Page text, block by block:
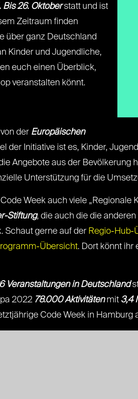
Bis 26. Oktoberstatt und ist
Zeitraum finden
über ganz Deutschland
Kinder und Jugendliche,
euch einen Überblick,
veranstalten könnt.
der Europäischen
der Initiative ist es, Kinder,
Angebote aus der
Unterstützung für die
Week auch viele
Stiftung, die auch die die
Schaut gerne auf der Regio-Hub-
Übersicht. Dort könnt ihr
Veranstaltungen in Deutschland
2022 78.000 Aktivitätenmit 3,4
Code Week in Hamburg